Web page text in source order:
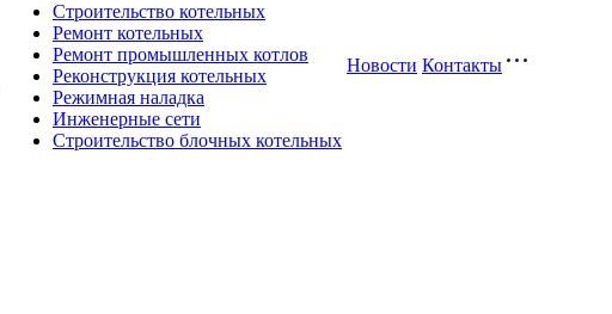
Строительство котельных
Ремонт котельных
Ремонт промышленных котлов
Реконструкция котельных
Режимная наладка
Инженерные сети
Строительство блочных котельных
Новости Контакты